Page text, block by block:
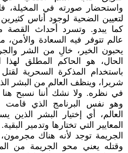
واستحضار صورته في المخيلة،
لتعيين الضحية لوجود أناس
كما يبدو. وتسرد أحداث القصة
عالم تتوفر فيه السعادة والأمن،
يحبون الخير، خالِ من الشر
الحال، هو الحاكم المطلق لهذا
باستخدام المذكرة السحرية
شريرا، وينظف العالم من البشر
في نظره. ولا نشك أننا نسبح
وهو نفس البرنامج الذي قامت
العالم، أي إختيار البشر
المعايير التي تختارها وتدمير
الجريمة توجد لأنه هناك
وقتله يعني محو الجريمة من